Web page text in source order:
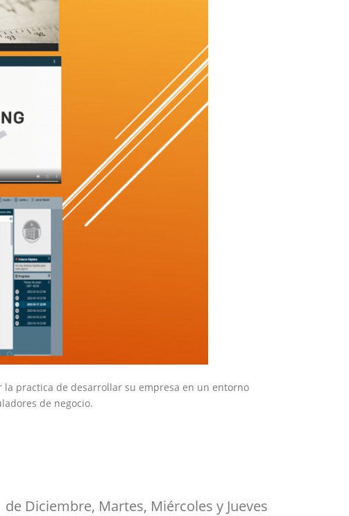
practica de desarrollar su empresa en un entorno
de negocio.
Diciembre, Martes, Miércoles y Jueves